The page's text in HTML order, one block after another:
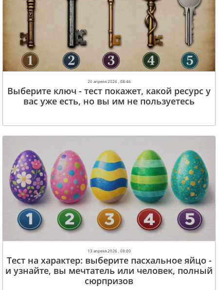
20 апреля 2026 , 08:46
Выберите ключ - тест покажет, какой ресурс у
вас уже есть, но вы им не пользуетесь
13 апреля 2026 , 08:00
Тест на характер: выберите пасхальное яйцо -
и узнайте, вы мечтатель или человек, полный
сюрпризов